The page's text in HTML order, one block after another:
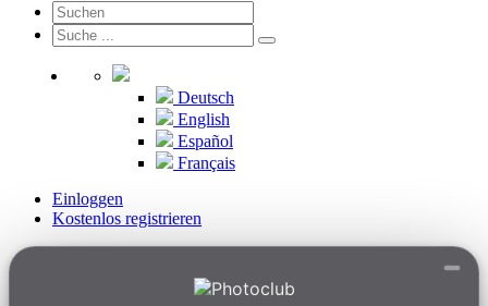
Deutsch
English
Español
Français
Einloggen
Kostenlos registrieren